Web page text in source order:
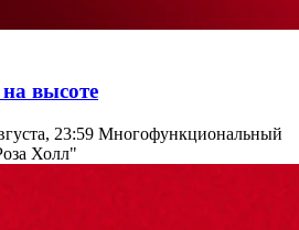
высоте
23:59 Многофункциональный
Холл"